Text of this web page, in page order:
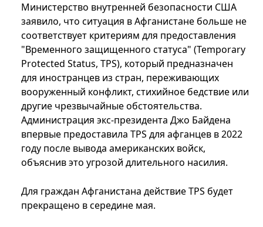
Министерство внутренней безопасности США
заявило, что ситуация в Афганистане больше не
соответствует критериям для предоставления
"Временного защищенного статуса" (Temporary
Protected Status, TPS), который предназначен
для иностранцев из стран, переживающих
вооруженный конфликт, стихийное бедствие или
другие чрезвычайные обстоятельства.
Администрация экс-президента Джо Байдена
впервые предоставила TPS для афганцев в 2022
году после вывода американских войск,
объяснив это угрозой длительного насилия.
Для граждан Афганистана действие TPS будет
прекращено в середине мая.